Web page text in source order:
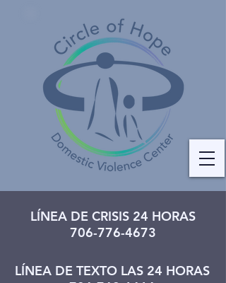
LÍNEA DE CRISIS 24 HORAS
706-776-4673
LÍNEA DE TEXTO LAS 24 HORAS